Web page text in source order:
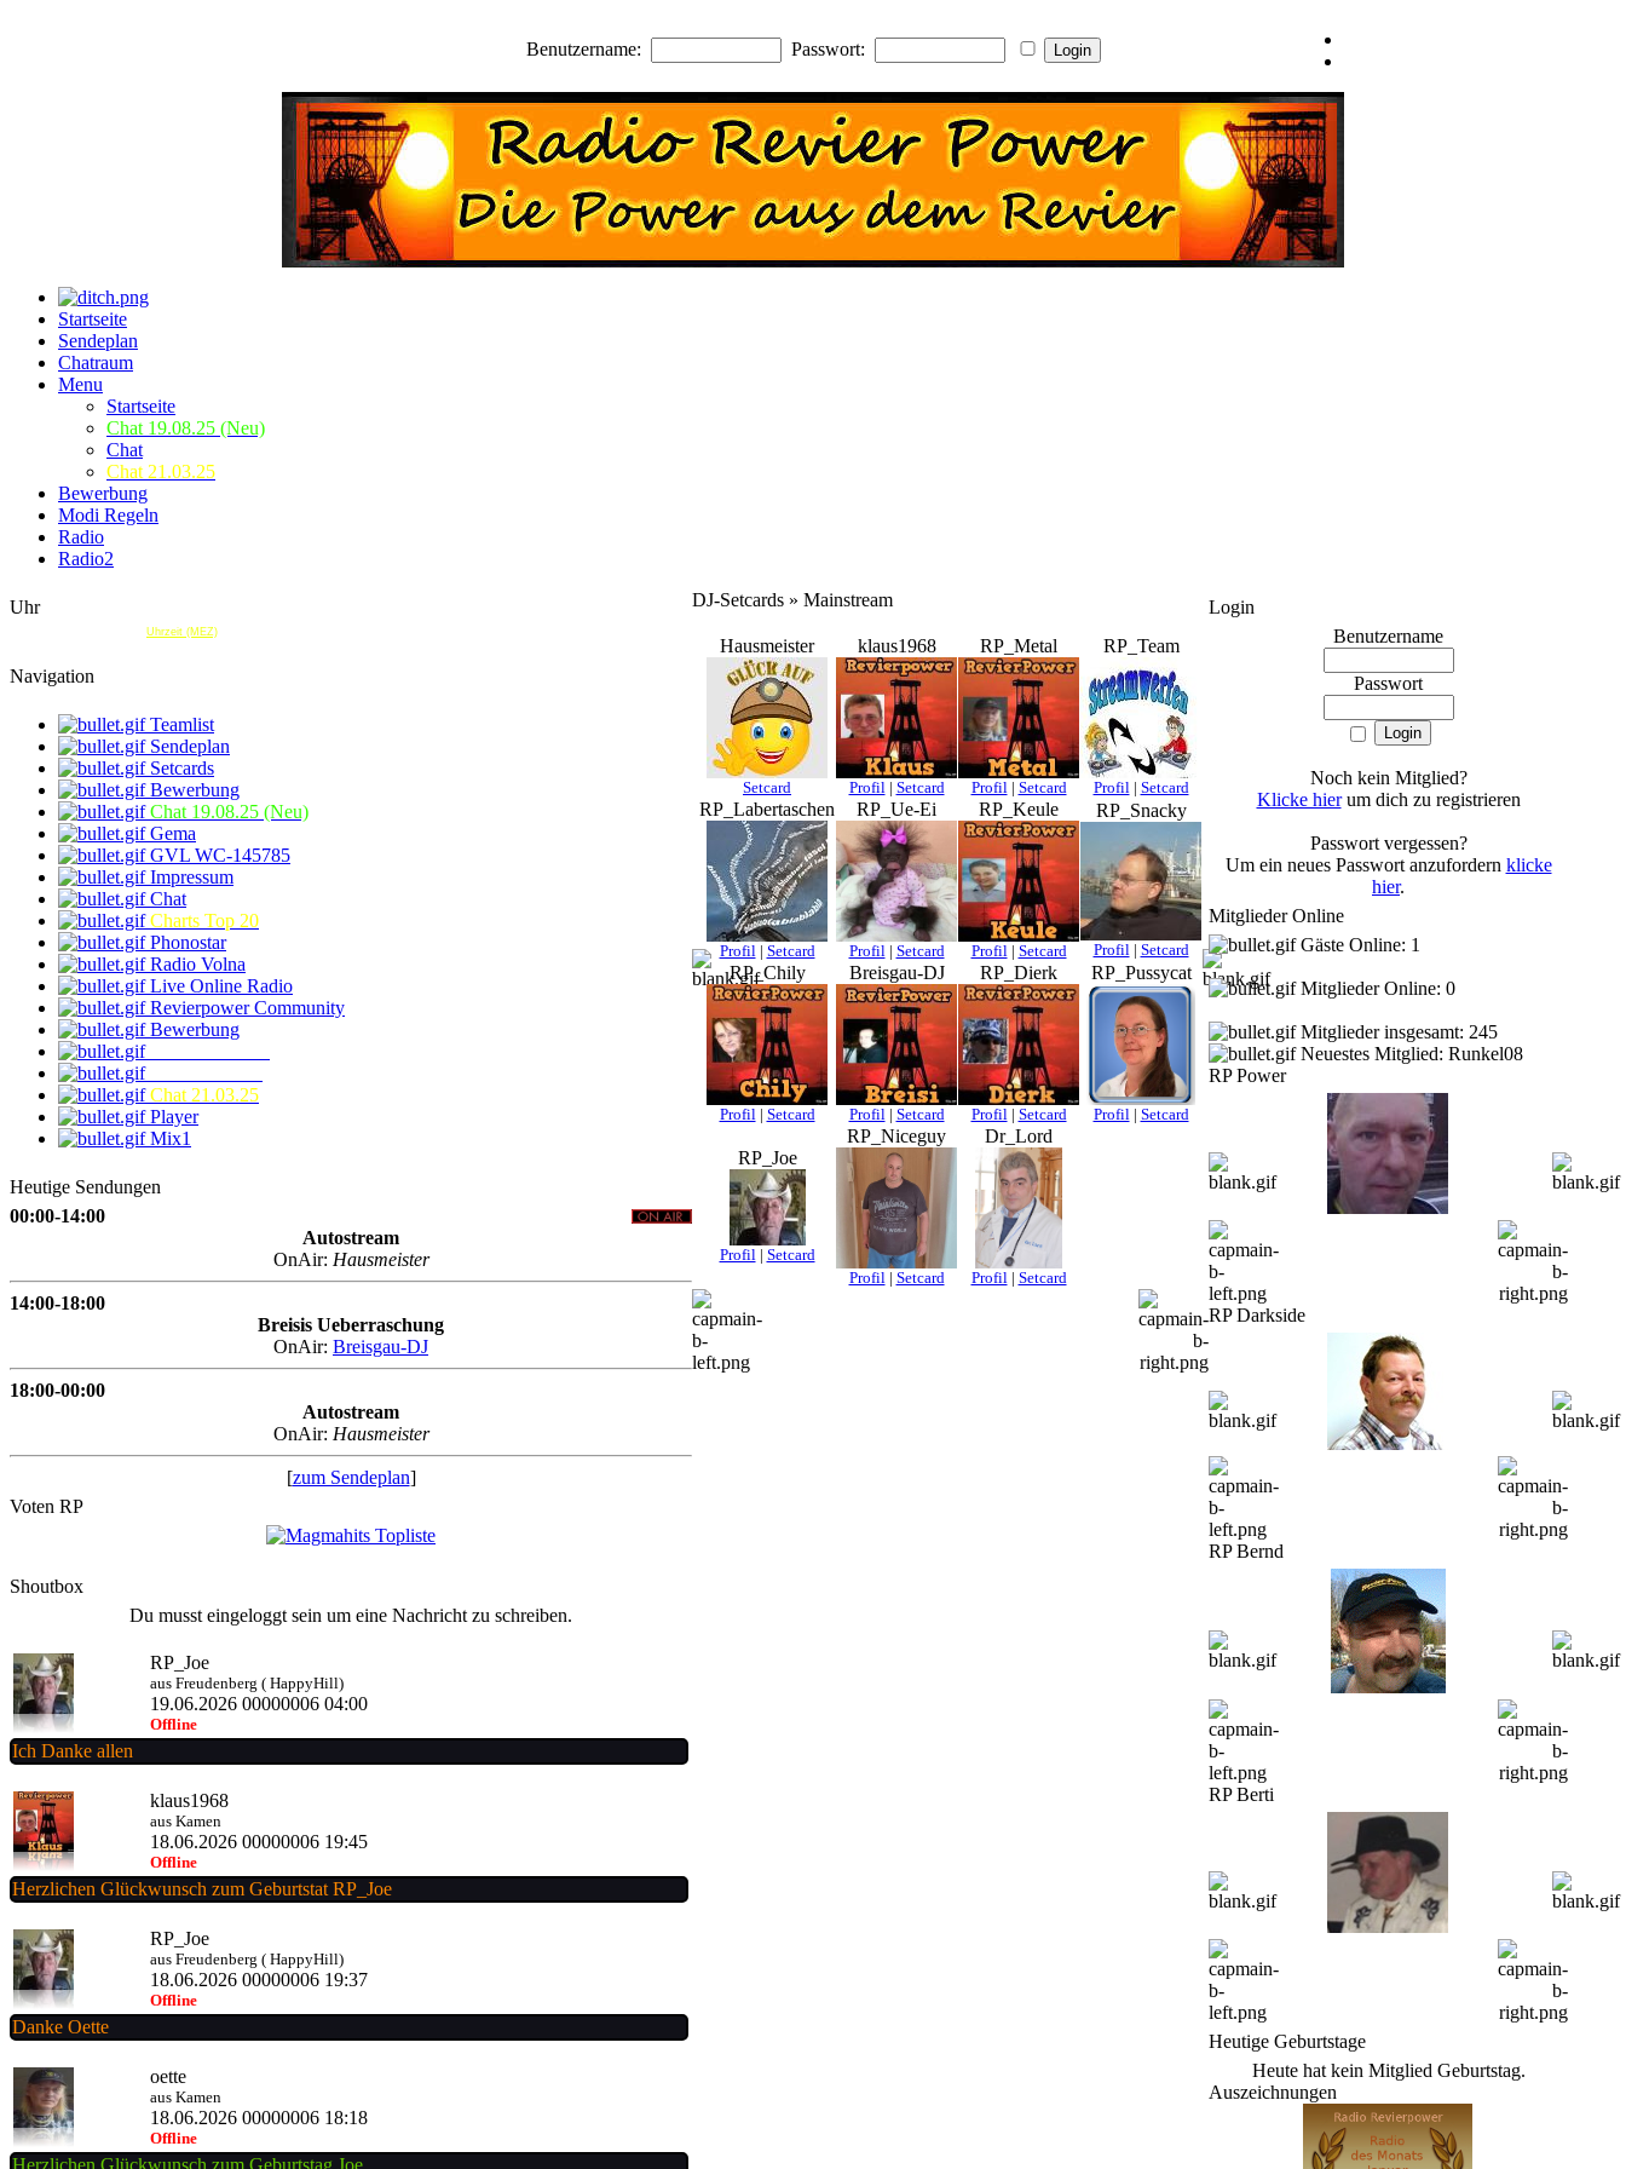
Benutzername: Passwort:
Startseite
Sendeplan
Chatraum
Menu
Startseite
Chat 19.08.25 (Neu)
Chat
Chat 21.03.25
Bewerbung
Modi Regeln
Radio
Radio2
Uhr
Uhrzeit (MEZ)
Navigation
Teamlist
Sendeplan
Setcards
Bewerbung
Chat 19.08.25 (Neu)
Gema
GVL WC-145785
Impressum
Chat
Charts Top 20
Phonostar
Radio Volna
Live Online Radio
Revierpower Community
Bewerbung
Chat 21.03.25
Player
Mix1
Heutige Sendungen
00:00-14:00
Autostream
OnAir: Hausmeister
14:00-18:00
Breisis Ueberraschung
OnAir: Breisgau-DJ
18:00-00:00
Autostream
OnAir: Hausmeister
[zum Sendeplan]
Voten RP
Shoutbox
Du musst eingeloggt sein um eine Nachricht zu schreiben.
RP_Joe
aus Freudenberg ( HappyHill)
19.06.2026 00000006 04:00
Offline
Ich Danke allen
klaus1968
aus Kamen
18.06.2026 00000006 19:45
Offline
Herzlichen Glückwunsch zum Geburtstat RP_Joe
RP_Joe
aus Freudenberg ( HappyHill)
18.06.2026 00000006 19:37
Offline
Danke Oette
oette
aus Kamen
18.06.2026 00000006 18:18
Offline
Herzlichen Glückwunsch zum Geburtstag Joe
DJ-Setcards » Mainstream
Hausmeister
Setcard
klaus1968
Profil| Setcard
RP_Metal
Profil| Setcard
RP_Team
Profil| Setcard
RP_Labertaschen
Profil| Setcard
RP_Ue-Ei
Profil| Setcard
RP_Keule
Profil| Setcard
RP_Snacky
Profil| Setcard
RP_Chily
Profil| Setcard
Breisgau-DJ
Profil| Setcard
RP_Dierk
Profil| Setcard
RP_Pussycat
Profil| Setcard
RP_Joe
Profil| Setcard
RP_Niceguy
Profil| Setcard
Dr_Lord
Profil| Setcard
Login
Benutzername
Passwort
Noch kein Mitglied?
Klicke hierum dich zu registrieren
Passwort vergessen?
Um ein neues Passwort anzufordern klicke
hier.
Mitglieder Online
Gäste Online: 1
Mitglieder Online: 0
Mitglieder insgesamt: 245
Neuestes Mitglied: Runkel08
RP Power
RP Darkside
RP Bernd
RP Berti
Heutige Geburtstage
Heute hat kein Mitglied Geburtstag.
Auszeichnungen